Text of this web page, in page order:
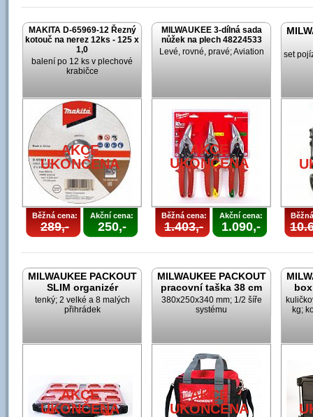
MAKITA D-65969-12 Řezný
kotouč na nerez 12ks - 125 x
1,0
balení po 12 ks v plechové
krabičce
AKCE
UKONČENA
Běžná cena:
289,-
Akční cena:
250,-
MILWAUKEE 3-dílná sada
nůžek na plech 48224533
Levé, rovné, pravé; Aviation
AKCE
UKONČENA
Běžná cena:
1.403,-
Akční cena:
1.090,-
set
MILWAUKEE PACKOUT
SLIM organizér
tenký; 2 velké a 8 malých
přihrádek
AKCE
UKONČENA
MILWAUKEE PACKOUT
pracovní taška 38 cm
380x250x340 mm; 1/2 šíře
systému
AKCE
UKONČENA
kg;